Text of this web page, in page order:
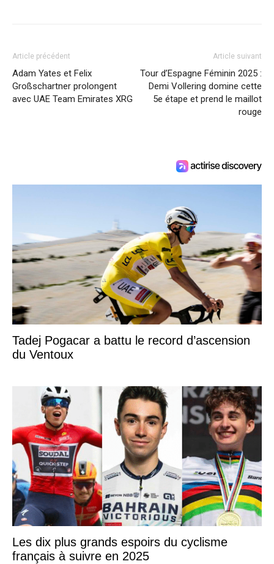
Article précédent
Adam Yates et Felix
Großschartner prolongent
avec UAE Team Emirates XRG
Article suivant
Tour d’Espagne Féminin 2025 :
Demi Vollering domine cette
5e étape et prend le maillot
rouge
Tadej Pogacar a battu le record d’ascension
du Ventoux
Les dix plus grands espoirs du cyclisme
français à suivre en 2025